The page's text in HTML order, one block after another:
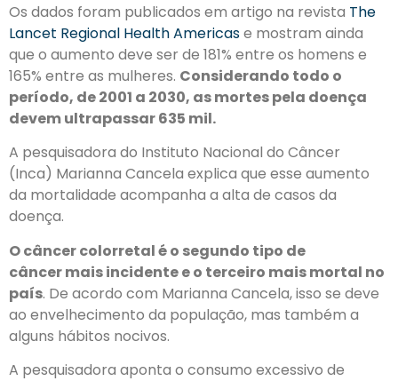
Os dados foram publicados em artigo na revista The
Lancet Regional Health Americase mostram ainda
que o aumento deve ser de 181% entre os homens e
165% entre as mulheres. Considerando todo o
período, de 2001 a 2030, as mortes pela doença
devem ultrapassar 635 mil.
A pesquisadora do Instituto Nacional do Câncer
(Inca) Marianna Cancela explica que esse aumento
da mortalidade acompanha a alta de casos da
doença.
O câncer colorretal é o segundo tipo de
câncer mais incidente e o terceiro mais mortal no
país. De acordo com Marianna Cancela, isso se deve
ao envelhecimento da população, mas também a
alguns hábitos nocivos.
A pesquisadora aponta o consumo excessivo de